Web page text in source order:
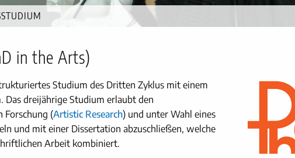
in the Arts)
Studium des Dritten Zyklus mit einem
dreijährige Studium erlaubt den
Forschung (Artistic Research) und unter Wahl eines
und mit einer Dissertation abzuschließen, welche
Arbeit kombiniert.